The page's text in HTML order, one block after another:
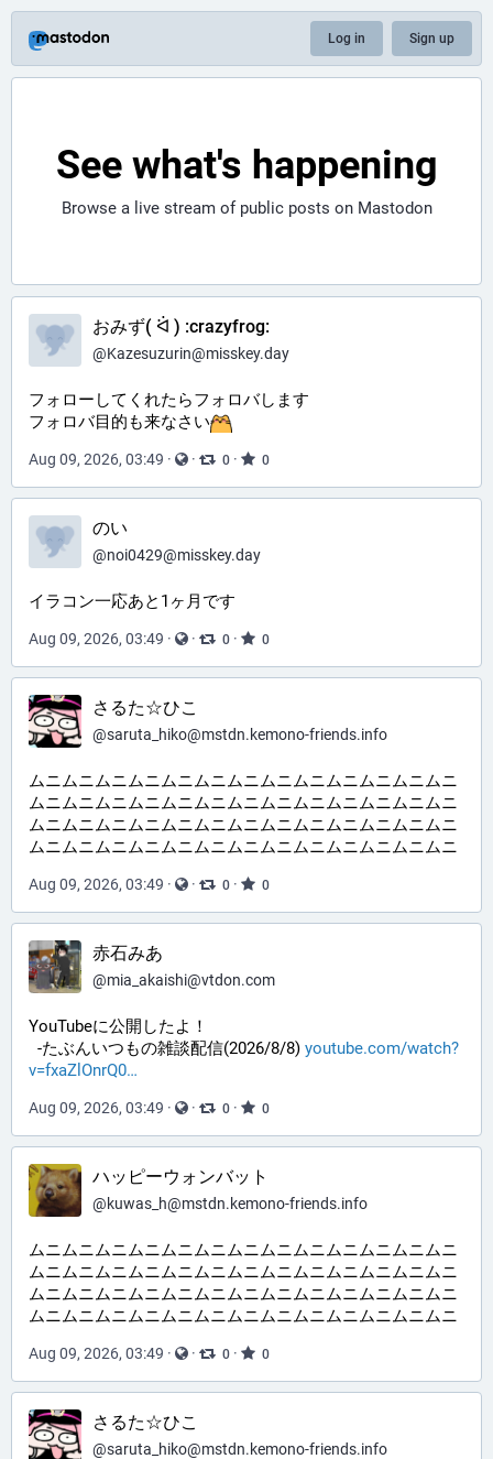
Log in Sign up
See what's happening
Browse a live stream of public posts on Mastodon
おみず( ᐛ ) :crazyfrog:
@Kazesuzurin@misskey.day
フォローしてくれたらフォロバします
フォロバ目的も来なさい​
Aug 09, 2026, 03:49 · · 0 · 0
のい
@noi0429@misskey.day
イラコン一応あと1ヶ月です
Aug 09, 2026, 03:49 · · 0 · 0
さるた☆ひこ
@saruta_hiko@mstdn.kemono-friends.info
ムニムニムニムニムニムニムニムニムニムニムニムニムニ
ムニムニムニムニムニムニムニムニムニムニムニムニムニ
ムニムニムニムニムニムニムニムニムニムニムニムニムニ
ムニムニムニムニムニムニムニムニムニムニムニムニムニ
Aug 09, 2026, 03:49 · · 0 · 0
赤石みあ
@mia_akaishi@vtdon.com
YouTubeに公開したよ！
  -たぶんいつもの雑談配信(2026/8/8)
youtube.com/watch?
v=fxaZlOnrQ0
Aug 09, 2026, 03:49 · · 0 · 0
ハッピーウォンバット
@kuwas_h@mstdn.kemono-friends.info
ムニムニムニムニムニムニムニムニムニムニムニムニムニ
ムニムニムニムニムニムニムニムニムニムニムニムニムニ
ムニムニムニムニムニムニムニムニムニムニムニムニムニ
ムニムニムニムニムニムニムニムニムニムニムニムニムニ
Aug 09, 2026, 03:49 · · 0 · 0
さるた☆ひこ
@saruta_hiko@mstdn.kemono-friends.info